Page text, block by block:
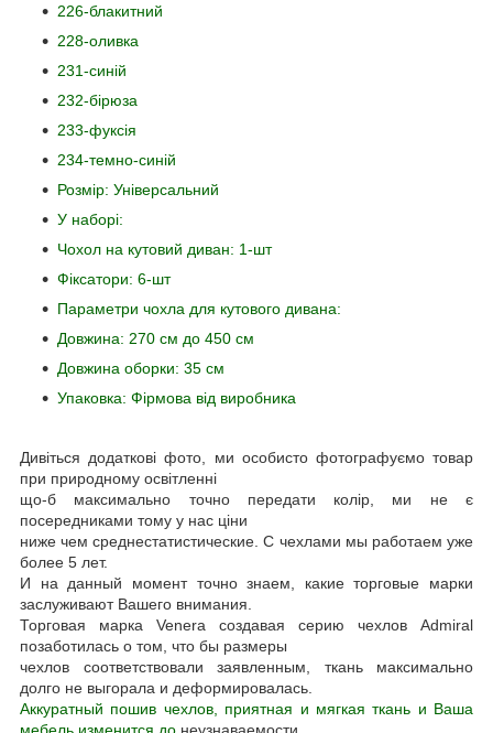
226-блакитний
228-оливка
231-синій
232-бірюза
233-фуксія
234-темно-синій
Розмір: Універсальний
У наборі:
Чохол на кутовий диван: 1-шт
Фіксатори: 6-шт
Параметри чохла для кутового дивана:
Довжина: 270 см до 450 см
Довжина оборки: 35 см
Упаковка: Фірмова від виробника
Дивіться додаткові фото, ми особисто фотографуємо товар
при природному освітленні
що-б максимально точно передати колір, ми не є
посередниками тому у нас ціни
ниже чем среднестатистические. С чехлами мы работаем уже
более 5 лет.
И на данный момент точно знаем, какие торговые марки
заслуживают Вашего внимания.
Торговая марка Venera создавая серию чехлов Admiral
позаботилась о том, что бы размеры
чехлов соответствовали заявленным, ткань максимально
долго не выгорала и деформировалась.
Аккуратный пошив чехлов, приятная и мягкая ткань и Ваша
мебель изменится до неузнаваемости.